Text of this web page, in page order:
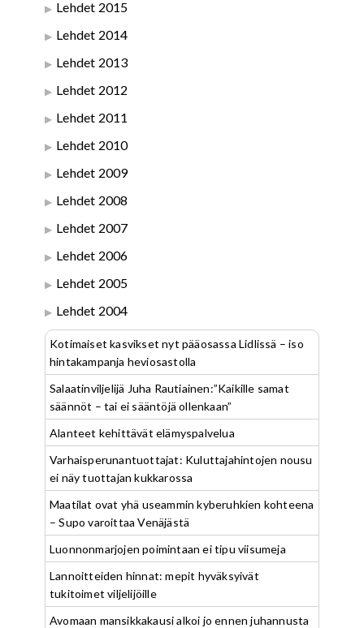
Lehdet 2015
Lehdet 2014
Lehdet 2013
Lehdet 2012
Lehdet 2011
Lehdet 2010
Lehdet 2009
Lehdet 2008
Lehdet 2007
Lehdet 2006
Lehdet 2005
Lehdet 2004
Kotimaiset kasvikset nyt pääosassa Lidlissä – iso
hintakampanja heviosastolla
Salaatinviljelijä Juha Rautiainen:”Kaikille samat
säännöt – tai ei sääntöjä ollenkaan”
Alanteet kehittävät elämyspalvelua
Varhaisperunantuottajat: Kuluttajahintojen nousu
ei näy tuottajan kukkarossa
Maatilat ovat yhä useammin kyberuhkien kohteena
– Supo varoittaa Venäjästä
Luonnonmarjojen poimintaan ei tipu viisumeja
Lannoitteiden hinnat: mepit hyväksyivät
tukitoimet viljelijöille
Avomaan mansikkakausi alkoi jo ennen juhannusta